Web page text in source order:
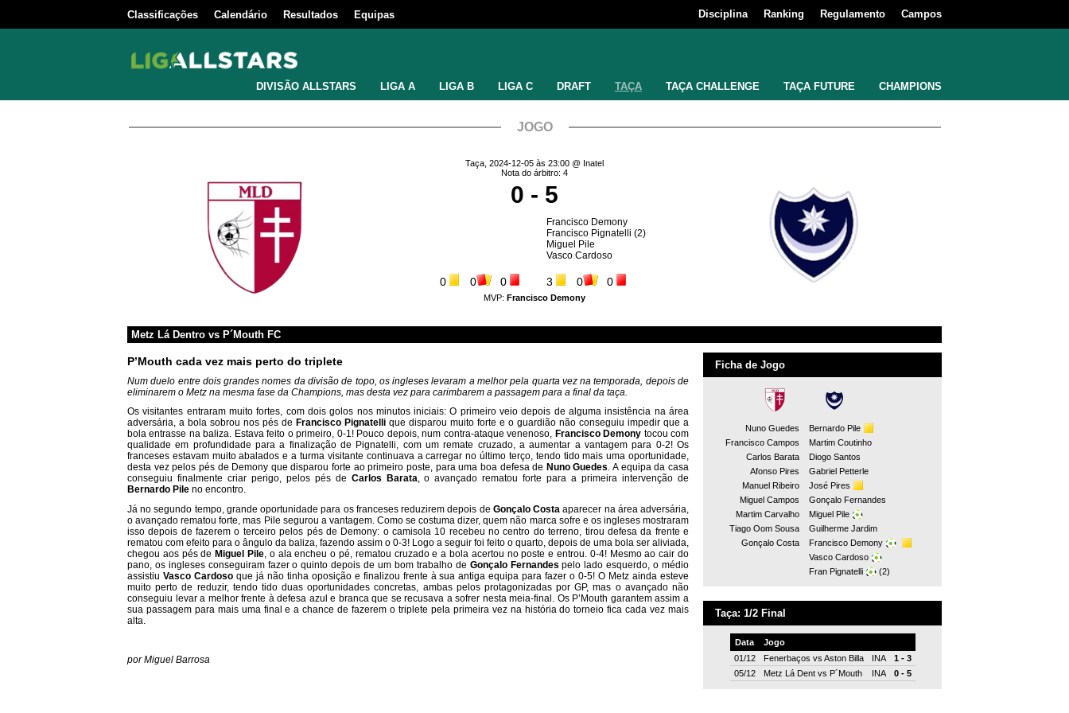
Classificações Calendário Resultados Equipas Disciplina Ranking Regulamento Campos
DIVISÃO ALLSTARS LIGA A LIGA B LIGA C DRAFT TAÇA TAÇA CHALLENGE TAÇA FUTURE CHAMPIONS
JOGO
Taça, 2024-12-05 às 23:00 @ Inatel
Nota do árbitro: 4
0 - 5
Francisco Demony
Francisco Pignatelli (2)
Miguel Pile
Vasco Cardoso
0 0 0 3 0 0
MVP: Francisco Demony
Metz Lá Dentro vs P´Mouth FC
P’Mouth cada vez mais perto do triplete
Num duelo entre dois grandes nomes da divisão de topo, os ingleses levaram a melhor pela quarta vez na temporada, depois de
eliminarem o Metz na mesma fase da Champions, mas desta vez para carimbarem a passagem para a final da taça.
Os visitantes entraram muito fortes, com dois golos nos minutos iniciais: O primeiro veio depois de alguma insistência na área
adversária, a bola sobrou nos pés de Francisco Pignatelli que disparou muito forte e o guardião não conseguiu impedir que a
bola entrasse na baliza. Estava feito o primeiro, 0-1! Pouco depois, num contra-ataque venenoso, Francisco Demony tocou com
qualidade em profundidade para a finalização de Pignatelli, com um remate cruzado, a aumentar a vantagem para 0-2! Os
franceses estavam muito abalados e a turma visitante continuava a carregar no último terço, tendo tido mais uma oportunidade,
desta vez pelos pés de Demony que disparou forte ao primeiro poste, para uma boa defesa de Nuno Guedes. A equipa da casa
conseguiu finalmente criar perigo, pelos pés de Carlos Barata, o avançado rematou forte para a primeira intervenção de
Bernardo Pile no encontro.
Já no segundo tempo, grande oportunidade para os franceses reduzirem depois de Gonçalo Costa aparecer na área adversária,
o avançado rematou forte, mas Pile segurou a vantagem. Como se costuma dizer, quem não marca sofre e os ingleses mostraram
isso depois de fazerem o terceiro pelos pés de Demony: o camisola 10 recebeu no centro do terreno, tirou defesa da frente e
rematou com efeito para o ângulo da baliza, fazendo assim o 0-3! Logo a seguir foi feito o quarto, depois de uma bola ser aliviada,
chegou aos pés deMiguel Pile , o ala encheu o pé, rematou cruzado e a bola acertou no poste e entrou. 0-4! Mesmo ao cair do
pano, os ingleses conseguiram fazer o quinto depois de um bom trabalho de Gonçalo Fernandes pelo lado esquerdo, o médio
assistiu Vasco Cardosoque já não tinha oposição e finalizou frente à sua antiga equipa para fazer o 0-5! O Metz ainda esteve
muito perto de reduzir, tendo tido duas oportunidades concretas, ambas pelos protagonizadas por GP, mas o avançado não
conseguiu levar a melhor frente à defesa azul e branca que se recusava a sofrer nesta meia-final. Os P’Mouth garantem assim a
sua passagem para mais uma final e a chance de fazerem o triplete pela primeira vez na história do torneio fica cada vez mais
alta.
por Miguel Barrosa
Ficha de Jogo
Nuno Guedes
Bernardo Pile
Francisco Campos
Martim Coutinho
Carlos Barata
Diogo Santos
Afonso Pires
Gabriel Petterle
Manuel Ribeiro
José Pires
Miguel Campos
Gonçalo Fernandes
Martim Carvalho
Miguel Pile
Tiago Oom Sousa
Guilherme Jardim
Gonçalo Costa
Francisco Demony
Vasco Cardoso
Fran Pignatelli
(2)
Taça: 1/2 Final
Data
Jogo
01/12
Fenerbaços vs Aston Billa INA
1 - 3
05/12
Metz Lá Dentvs P´Mouth INA 0 - 5